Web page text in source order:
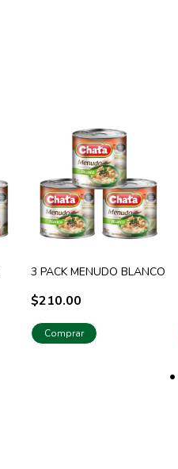
3 PACK MENUDO BLANCO
$210.00
Comprar